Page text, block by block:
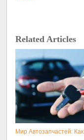
Related Articles
Мир Автозапчастей: Как